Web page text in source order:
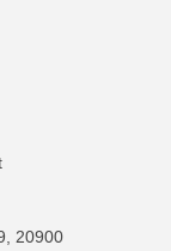
20900